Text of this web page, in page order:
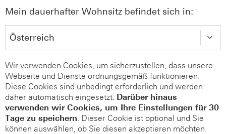
Mein dauerhafter Wohnsitz befindet sich in:
Wir verwenden Cookies, um sicherzustellen, dass unsere
Webseite und Dienste ordnungsgemäß funktionieren.
Diese Cookies sind unbedingt erforderlich und werden
daher automatisch eingesetzt. Darüber hinaus
verwenden wir Cookies, um Ihre Einstellungen für 30
Tage zu speichern. Dieser Cookie ist optional und Sie
können auswählen, ob Sie diesen akzeptieren möchten.